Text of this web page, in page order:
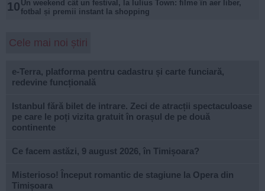
10 Un weekend cât un festival, la Iulius Town: filme în aer liber,
fotbal și premii instant la shopping
Cele mai noi știri
e-Terra, platforma pentru cadastru și carte funciară,
redevine funcțională
Istanbul fără bilet de intrare. Zeci de atracții spectaculoase
pe care le poți vizita gratuit în orașul de pe două
continente
Ce facem astăzi, 9 august 2026, în Timișoara?
Misterioso! Început romantic de stagiune la Opera din
Timișoara